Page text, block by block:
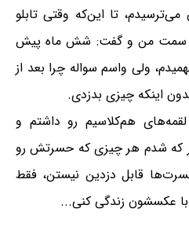
تا این‌که وقتی تابلو
سمت من و گفت: شش ماه پیش
ولی واسم سواله چرا بعد از
اینکه چیزی بدزدی.
هم‌کلاسیم رو داشتم و
که شدم هر چیزی که حسرتش رو
قابل دزدین نیستن، فقط
با عکسشون زندگی کنی...